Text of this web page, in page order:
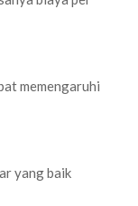
memengaruhi
yang baik